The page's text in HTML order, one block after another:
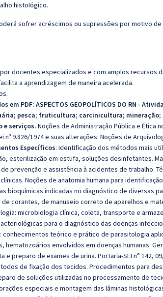
histoIógico.
sofrer acréscimos ou supressões por motivo de
docentes especializados e com amplos recursos
a aprendizagem de maneira acelerada.
em PDF: ASPECTOS GEOPOLÍTICOS DO RN -
pesca; fruticultura; carcinicultura; mineração;
e serviços. Noções de Administração Pública e Ética
nº 9.826/1974 e suas alterações. Noções de
Específicos: Identificação dos métodos mais
esterilização em estufa, soluções desinfetantes.
prevenção e assistência à acidentes de trabalho.
Noções de anatomia humana para
bioquímicas indicadas no diagnóstico de diversas
corantes, de manuseio correto de aparelhos e
microbiologia clínica, coleta, transporte e
para o diagnóstico das doenças
conhecimentos teórico e prático de parasitologia
hematozoários envolvidos em doenças humanas.
e preparo de exames de urina. Portaria-SEI n° 142,
de fixação dos tecidos. Procedimentos para
de soluções utilizadas no processamento de
especiais e montagem das lâminas